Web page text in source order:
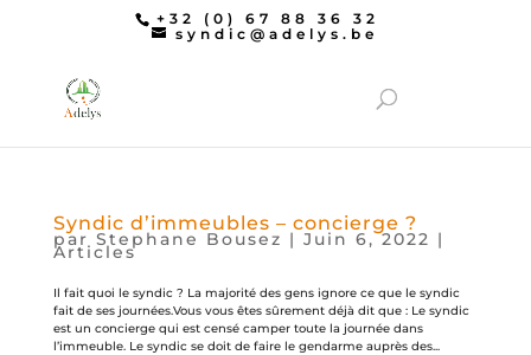
+32 (0) 67 88 36 32
syndic@adelys.be
Syndic d’immeubles – concierge ?
par Stephane Bousez | Juin 6, 2022 |
Articles
Il fait quoi le syndic ? La majorité des gens ignore ce que le syndic
fait de ses journées.Vous vous êtes sûrement déjà dit que : Le syndic
est un concierge qui est censé camper toute la journée dans
l’immeuble. Le syndic se doit de faire le gendarme auprès des...